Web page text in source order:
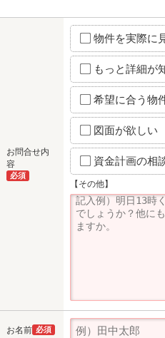
お問合せ内
容
必須
物件を実際に
もっと詳細が
希望に合う物
図面が欲しい
資金計画の相
【その他】
お名前 必須